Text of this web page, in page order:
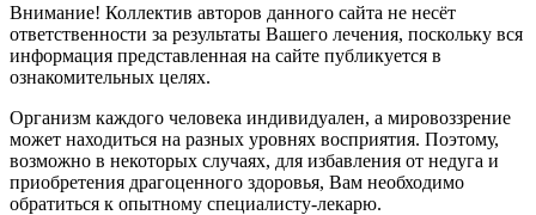
Внимание! Коллектив авторов данного сайта не несёт
ответственности за результаты Вашего лечения, поскольку вся
информация представленная на сайте публикуется в
ознакомительных целях.
Организм каждого человека индивидуален, а мировоззрение
может находиться на разных уровнях восприятия. Поэтому,
возможно в некоторых случаях, для избавления от недуга и
приобретения драгоценного здоровья, Вам необходимо
обратиться к опытному специалисту-лекарю.